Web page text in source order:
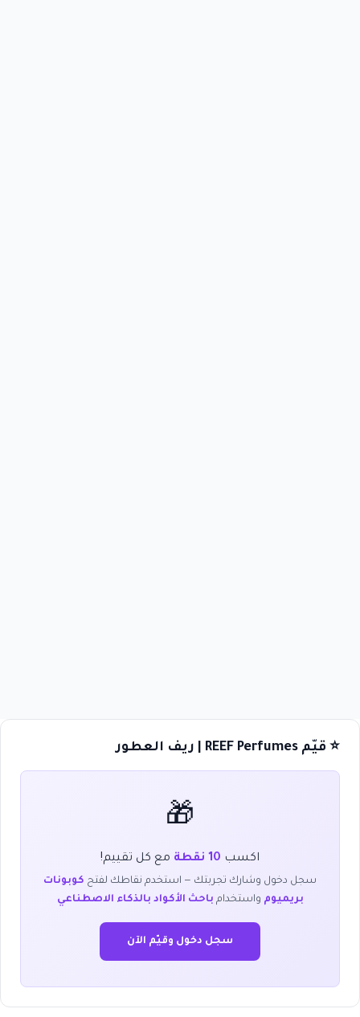
⭐ قيّم REEF Perfumes | ريف العطور
🎁
اكسب 10 نقطة مع كل تقييم!
سجل دخول وشارك تجربتك — استخدم نقاطك لفتح كوبونات
بريميوم واستخدام باحث الأكواد بالذكاء الاصطناعي
سجل دخول وقيّم الآن